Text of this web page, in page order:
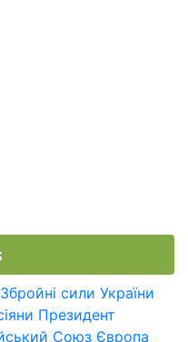
Збройні сили України
Президент
Союз Європа